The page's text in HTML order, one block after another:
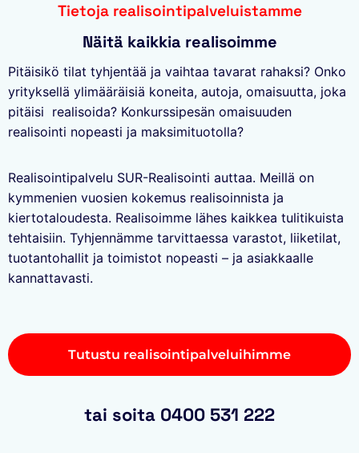
Tietoja realisointipalveluistamme
Näitä kaikkia realisoimme
Pitäisikö tilat tyhjentää ja vaihtaa tavarat rahaksi? Onko
yrityksellä ylimääräisiä koneita, autoja, omaisuutta, joka
pitäisi realisoida? Konkurssipesän omaisuuden
realisointi nopeasti ja maksimituotolla?
Realisointipalvelu SUR-Realisointi auttaa. Meillä on
kymmenien vuosien kokemus realisoinnista ja
kiertotaloudesta. Realisoimme lähes kaikkea tulitikuista
tehtaisiin. Tyhjennämme tarvittaessa varastot, liiketilat,
tuotantohallit ja toimistot nopeasti – ja asiakkaalle
kannattavasti.
Tutustu realisointipalveluihimme
tai soita 0400 531 222